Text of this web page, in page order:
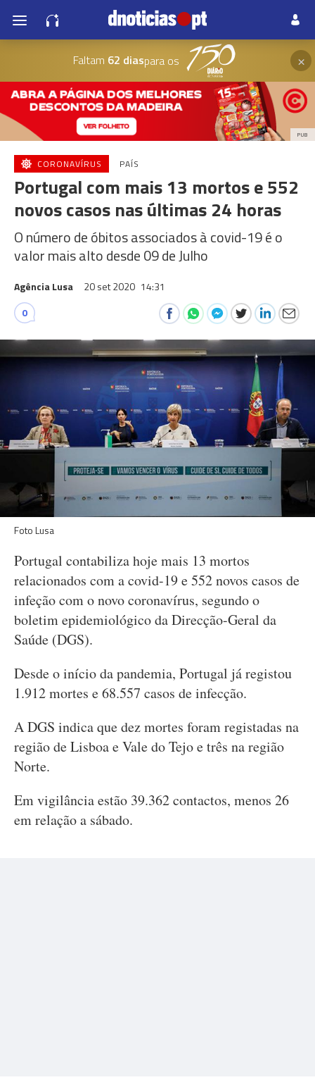
Faltam 62 diaspara os ×
PUB
CORONAVÍRUS PAÍS
Portugal com mais 13 mortos e 552
novos casos nas últimas 24 horas
O número de óbitos associados à covid-19 é o
valor mais alto desde 09 de Julho
Agência Lusa 20 set 2020 14:31
0
Foto Lusa
Portugal contabiliza hoje mais 13 mortos
relacionados com a covid-19 e 552 novos casos de
infeção com o novo coronavírus, segundo o
boletim epidemiológico da Direcção-Geral da
Saúde (DGS).
Desde o início da pandemia, Portugal já registou
1.912 mortes e 68.557 casos de infecção.
A DGS indica que dez mortes foram registadas na
região de Lisboa e Vale do Tejo e três na região
Norte.
Em vigilância estão 39.362 contactos, menos 26
em relação a sábado.